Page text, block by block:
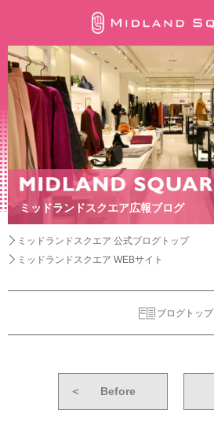
ミッドランドスクエア広報ブログ
ミッドランドスクエア 公式ブログトップ
ミッドランドスクエア WEBサイト
ブログトップ
＜ Before